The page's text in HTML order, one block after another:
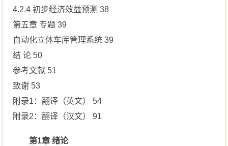
4.2.4 初步经济效益预测 38
第五章 专题 39
自动化立体车库管理系统 39
结 论 50
参考文献 51
致谢 53
附录1：翻译（英文） 54
附录2：翻译（汉文） 91
第1章 绪论